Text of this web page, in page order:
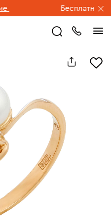
Бесплатная